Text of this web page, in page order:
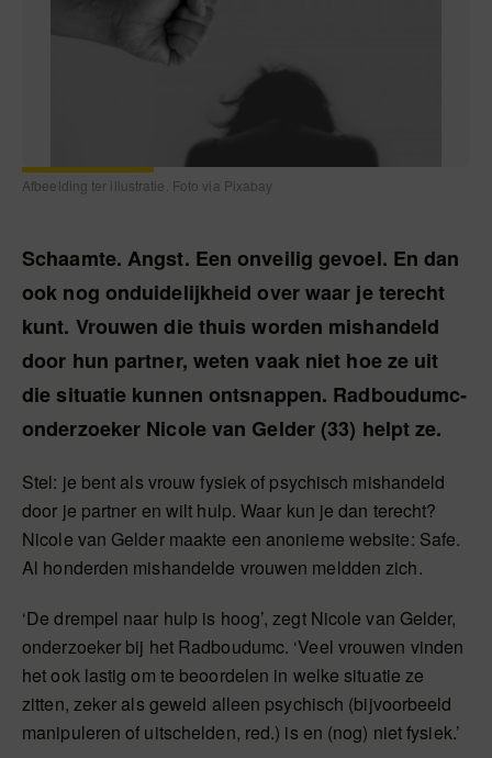
Afbeelding ter illustratie. Foto via Pixabay
Schaamte. Angst. Een onveilig gevoel. En dan
ook nog onduidelijkheid over waar je terecht
kunt. Vrouwen die thuis worden mishandeld
door hun partner, weten vaak niet hoe ze uit
die situatie kunnen ontsnappen. Radboudumc-
onderzoeker Nicole van Gelder (33) helpt ze.
Stel: je bent als vrouw fysiek of psychisch mishandeld
door je partner en wilt hulp. Waar kun je dan terecht?
Nicole van Gelder maakte een anonieme website: Safe.
Al honderden mishandelde vrouwen meldden zich.
‘De drempel naar hulp is hoog’, zegt Nicole van Gelder,
onderzoeker bij het Radboudumc. ‘Veel vrouwen vinden
het ook lastig om te beoordelen in welke situatie ze
zitten, zeker als geweld alleen psychisch (bijvoorbeeld
manipuleren of uitschelden, red.) is en (nog) niet fysiek.’